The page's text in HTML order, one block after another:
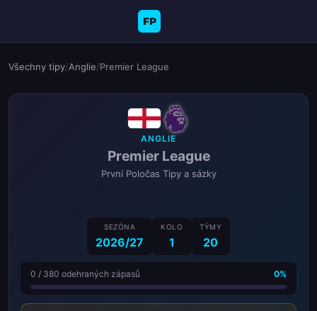
FP
Všechny tipy/Anglie/Premier League
ANGLIE
Premier League
První Poločas Tipy a sázky
SEZÓNA
2026/27
KOLO
1
TÝMY
20
0 / 380 odehraných zápasů 0%